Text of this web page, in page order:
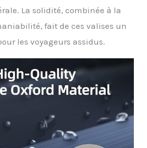
La solidité, combinée à la
fait de ces valises un
les voyageurs assidus.